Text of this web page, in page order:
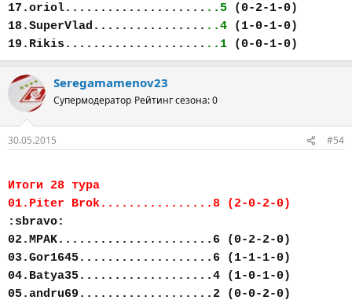
17.oriol.................... ..5 (0-2-1-0)
18.SuperVlad................ ..4 (1-0-1-0)
19.Rikis.................... ..1 (0-0-1-0)
Seregamamenov23
Супермодератор Рейтинг сезона: 0
30.05.2015 #54
Итоги 28 тура
01.Piter Brok................8 (2-0-2-0)
:sbravo:
02.MPAK......................6 (0-2-2-0)
03.Gor1645...................6 (1-1-1-0)
04.Batya35...................4 (1-0-1-0)
05.andru69...................2 (0-0-2-0)